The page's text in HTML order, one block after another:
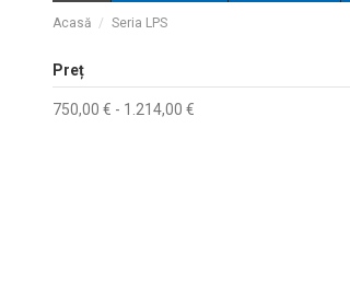
Acasă Seria LPS
Preț
750,00 € - 1.214,00 €